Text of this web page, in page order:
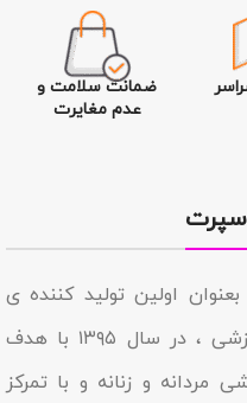
ضمانت سلامت و
عدم مغایرت
اولین تولید کننده ی
تخصصی و حرفه ای پوشاک ورزشی ، در سال ۱۳۹۵ با هدف
مردانه و زنانه و با تمرکز